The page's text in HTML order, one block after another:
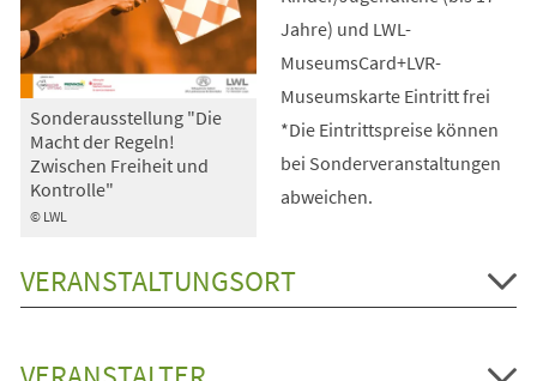
© LWL
Sonderausstellung "Die
Macht der Regeln!
Zwischen Freiheit und
Kontrolle"
Jahre) und LWL-
MuseumsCard+LVR-
Museumskarte Eintritt frei
*Die Eintrittspreise können
bei Sonderveranstaltungen
abweichen.
VERANSTALTUNGSORT